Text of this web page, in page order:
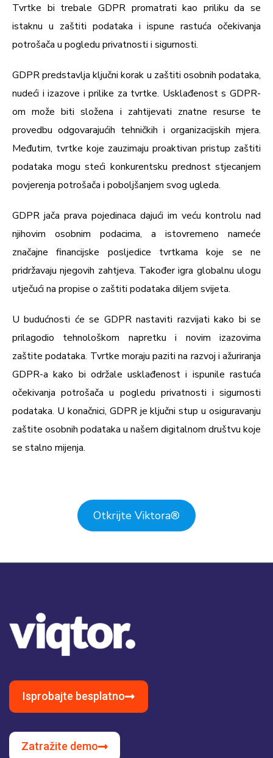
Tvrtke bi trebale GDPR promatrati kao priliku da se
istaknu u zaštiti podataka i ispune rastuća očekivanja
potrošača u pogledu privatnosti i sigurnosti.
GDPR predstavlja ključni korak u zaštiti osobnih podataka,
nudeći i izazove i prilike za tvrtke. Usklađenost s GDPR-
om može biti složena i zahtijevati znatne resurse te
provedbu odgovarajućih tehničkih i organizacijskih mjera.
Međutim, tvrtke koje zauzimaju proaktivan pristup zaštiti
podataka mogu steći konkurentsku prednost stjecanjem
povjerenja potrošača i poboljšanjem svog ugleda.
GDPR jača prava pojedinaca dajući im veću kontrolu nad
njihovim osobnim podacima, a istovremeno nameće
značajne financijske posljedice tvrtkama koje se ne
pridržavaju njegovih zahtjeva. Također igra globalnu ulogu
utječući na propise o zaštiti podataka diljem svijeta.
U budućnosti će se GDPR nastaviti razvijati kako bi se
prilagodio tehnološkom napretku i novim izazovima
zaštite podataka. Tvrtke moraju paziti na razvoj i ažuriranja
GDPR-a kako bi održale usklađenost i ispunile rastuća
očekivanja potrošača u pogledu privatnosti i sigurnosti
podataka. U konačnici, GDPR je ključni stup u osiguravanju
zaštite osobnih podataka u našem digitalnom društvu koje
se stalno mijenja.
Otkrijte Viktora®
Isprobajte besplatno
Zatražite demo